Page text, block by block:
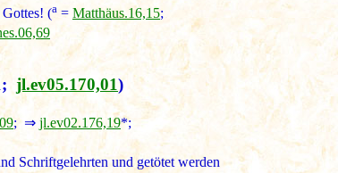
(a = Matthäus.16,15;
jl.ev05.170,01)
; ⇒ jl.ev02.176,19*;
Schriftgelehrten und getötet werden